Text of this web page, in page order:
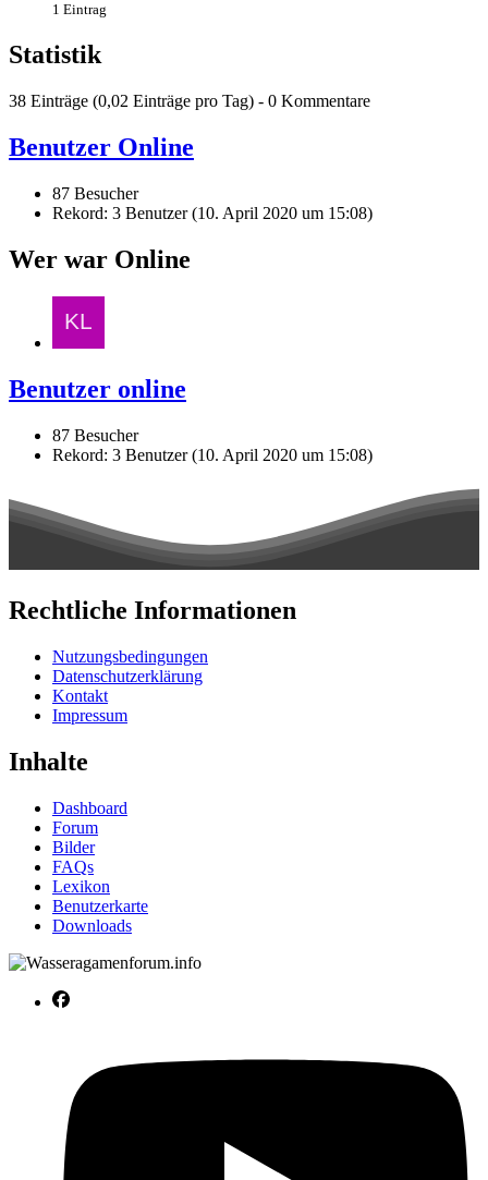
1 Eintrag
Statistik
38 Einträge (0,02 Einträge pro Tag) - 0 Kommentare
Benutzer Online
87 Besucher
Rekord: 3 Benutzer (10. April 2020 um 15:08)
Wer war Online
Benutzer online
87 Besucher
Rekord: 3 Benutzer (10. April 2020 um 15:08)
Rechtliche Informationen
Nutzungsbedingungen
Datenschutzerklärung
Kontakt
Impressum
Inhalte
Dashboard
Forum
Bilder
FAQs
Lexikon
Benutzerkarte
Downloads